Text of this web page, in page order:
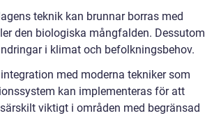
teknik kan brunnar borras med
den biologiska mångfalden. Dessutom
i klimat och befolkningsbehov.
med moderna tekniker som
kan implementeras för att
viktigt i områden med begränsad